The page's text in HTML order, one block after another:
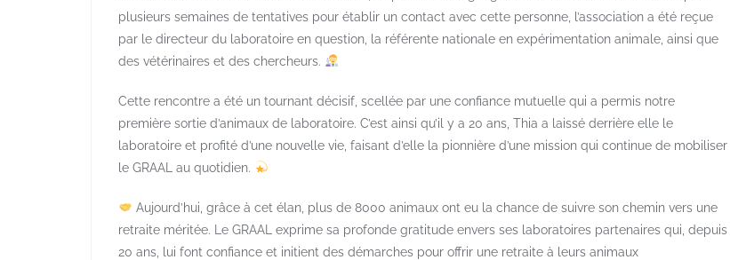
plusieurs semaines de tentatives pour établir un contact avec cette personne, l’association a été reçue
par le directeur du laboratoire en question, la référente nationale en expérimentation animale, ainsi que
des vétérinaires et des chercheurs.
Cette rencontre a été un tournant décisif, scellée par une confiance mutuelle qui a permis notre
première sortie d’animaux de laboratoire. C’est ainsi qu’il y a 20 ans, Thia a laissé derrière elle le
laboratoire et profité d’une nouvelle vie, faisant d’elle la pionnière d’une mission qui continue de mobiliser
le GRAAL au quotidien.
Aujourd’hui, grâce à cet élan, plus de 8000 animaux ont eu la chance de suivre son chemin vers une
retraite méritée. Le GRAAL exprime sa profonde gratitude envers ses laboratoires partenaires qui, depuis
20 ans, lui font confiance et initient des démarches pour offrir une retraite à leurs animaux